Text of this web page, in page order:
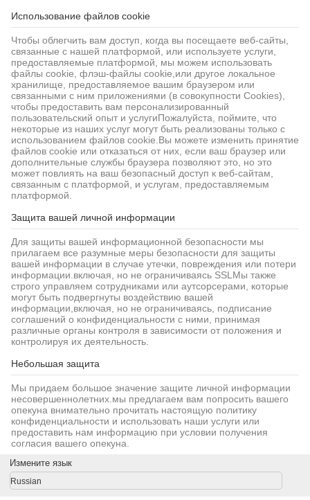
Использование файлов cookie
Чтобы облегчить вам доступ, когда вы посещаете веб-сайты,
связанные с нашей платформой, или используете услуги,
предоставляемые платформой, мы можем использовать
файлы cookie, флэш-файлы cookie,или другое локальное
хранилище, предоставляемое вашим браузером или
связанными с ним приложениями (в совокупности Cookies),
чтобы предоставить вам персонализированный
пользовательский опыт и услугиПожалуйста, поймите, что
некоторые из наших услуг могут быть реализованы только с
использованием файлов cookie.Вы можете изменить принятие
файлов cookie или отказаться от них, если ваш браузер или
дополнительные службы браузера позволяют это, но это
может повлиять на ваш безопасный доступ к веб-сайтам,
связанным с платформой, и услугам, предоставляемым
платформой.
Защита вашей личной информации
Для защиты вашей информационной безопасности мы
прилагаем все разумные меры безопасности для защиты
вашей информации в случае утечки, повреждения или потери
информации.включая, но не ограничиваясь SSLМы также
строго управляем сотрудниками или аутсорсерами, которые
могут быть подвергнуты воздействию вашей
информации,включая, но не ограничиваясь, подписание
соглашений о конфиденциальности с ними, принимая
различные органы контроля в зависимости от положения и
контролируя их деятельность.
Небольшая защита
Мы придаем большое значение защите личной информации
несовершеннолетних.мы предлагаем вам попросить вашего
опекуна внимательно прочитать настоящую политику
конфиденциальности и использовать наши услуги или
предоставить нам информацию при условии получения
согласия вашего опекуна.
Измените язык
Russian